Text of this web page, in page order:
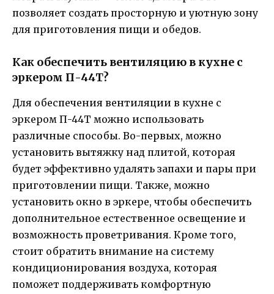
позволяет создать просторную и уютную зону
для приготовления пищи и обедов.
Как обеспечить вентиляцию в кухне с
эркером П-44Т?
Для обеспечения вентиляции в кухне с
эркером П-44Т можно использовать
различные способы. Во-первых, можно
установить вытяжку над плитой, которая
будет эффективно удалять запахи и пары при
приготовлении пищи. Также, можно
установить окно в эркере, чтобы обеспечить
дополнительное естественное освещение и
возможность проветривания. Кроме того,
стоит обратить внимание на систему
кондиционирования воздуха, которая
поможет поддерживать комфортную